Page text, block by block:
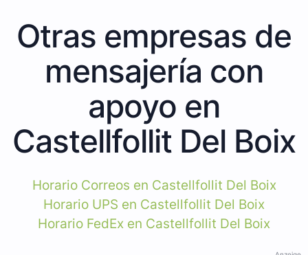
Otras empresas de
mensajería con
apoyo en
Castellfollit Del Boix
Horario Correos en Castellfollit Del Boix
Horario UPS en Castellfollit Del Boix
Horario FedEx en Castellfollit Del Boix